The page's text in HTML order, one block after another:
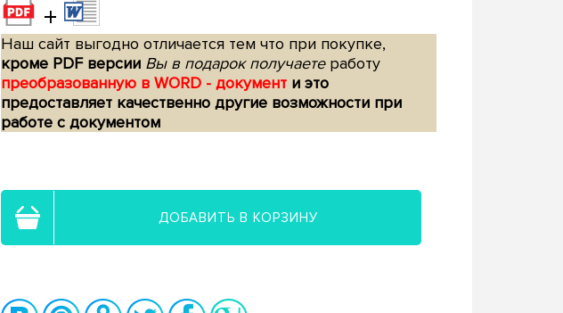
+
Наш сайт выгодно отличается тем что при покупке,
кроме PDF версии Вы в подарок получаетеработу
преобразованную в WORD - документ и это
предоставляет качественно другие возможности при
работе с документом
ДОБАВИТЬ В КОРЗИНУ